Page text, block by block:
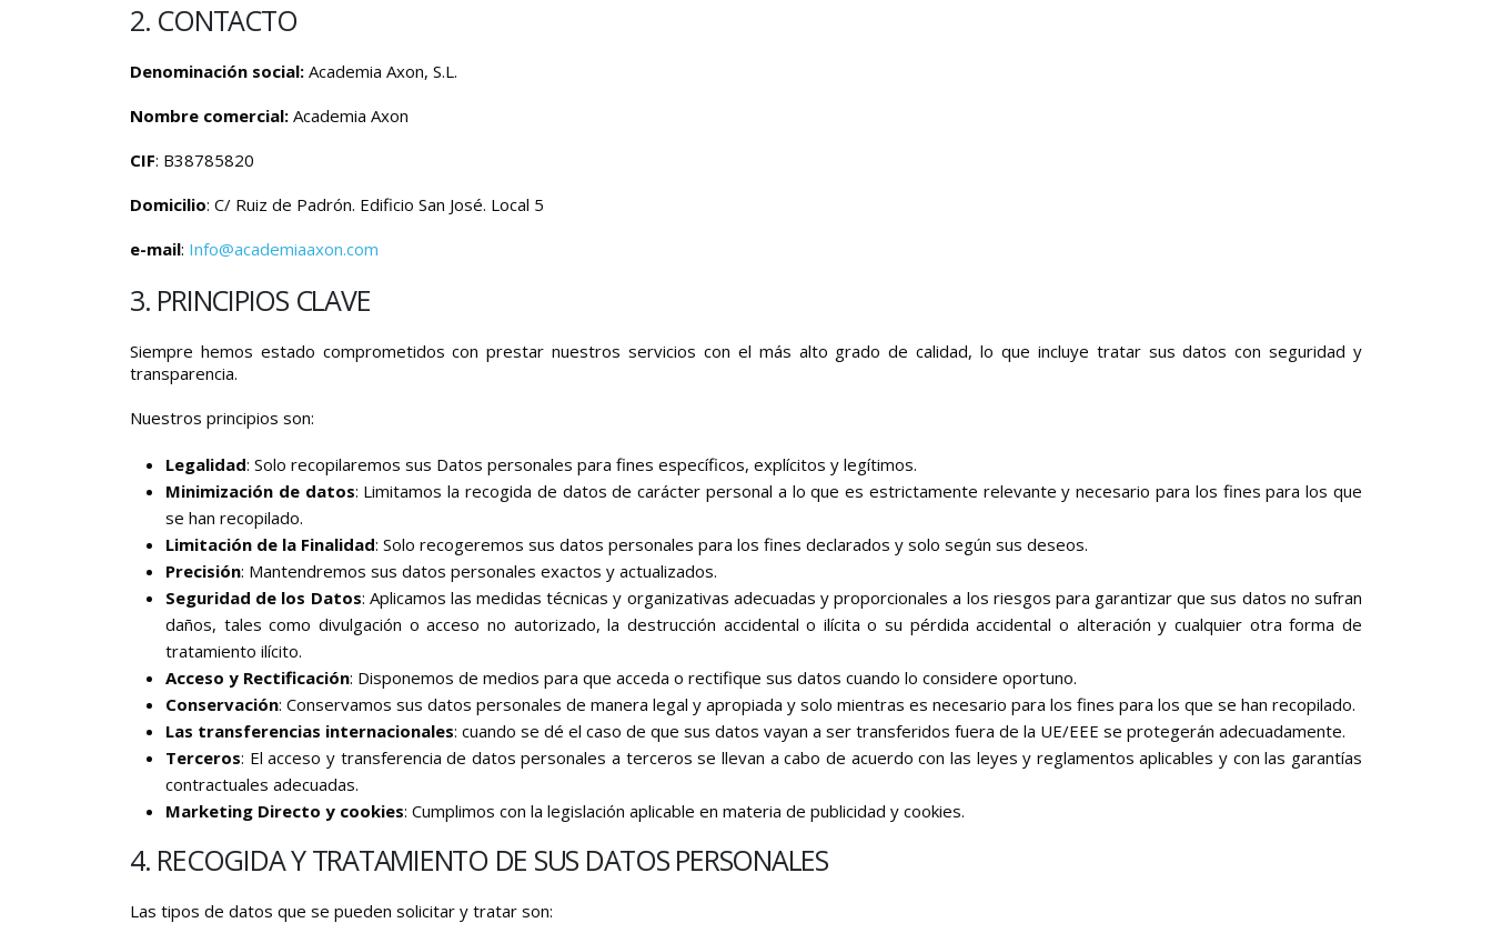
2. CONTACTO
Denominación social: Academia Axon, S.L.
Nombre comercial: Academia Axon
CIF: B38785820
Domicilio: C/ Ruiz de Padrón. Edificio San José. Local 5
e-mail: Info@academiaaxon.com
3. PRINCIPIOS CLAVE
Siempre hemos estado comprometidos con prestar nuestros servicios con el más alto grado de calidad, lo que incluye tratar sus datos con seguridad y
transparencia.
Nuestros principios son:
Legalidad: Solo recopilaremos sus Datos personales para fines específicos, explícitos y legítimos.
Minimización de datos: Limitamos la recogida de datos de carácter personal a lo que es estrictamente relevante y necesario para los fines para los que
se han recopilado.
Limitación de la Finalidad: Solo recogeremos sus datos personales para los fines declarados y solo según sus deseos.
Precisión: Mantendremos sus datos personales exactos y actualizados.
Seguridad de los Datos: Aplicamos las medidas técnicas y organizativas adecuadas y proporcionales a los riesgos para garantizar que sus datos no sufran
daños, tales como divulgación o acceso no autorizado, la destrucción accidental o ilícita o su pérdida accidental o alteración y cualquier otra forma de
tratamiento ilícito.
Acceso y Rectificación: Disponemos de medios para que acceda o rectifique sus datos cuando lo considere oportuno.
Conservación: Conservamos sus datos personales de manera legal y apropiada y solo mientras es necesario para los fines para los que se han recopilado.
Las transferencias internacionales: cuando se dé el caso de que sus datos vayan a ser transferidos fuera de la UE/EEE se protegerán adecuadamente.
Terceros: El acceso y transferencia de datos personales a terceros se llevan a cabo de acuerdo con las leyes y reglamentos aplicables y con las garantías
contractuales adecuadas.
Marketing Directo y cookies: Cumplimos con la legislación aplicable en materia de publicidad y cookies.
4. RECOGIDA Y TRATAMIENTO DE SUS DATOS PERSONALES
Las tipos de datos que se pueden solicitar y tratar son: